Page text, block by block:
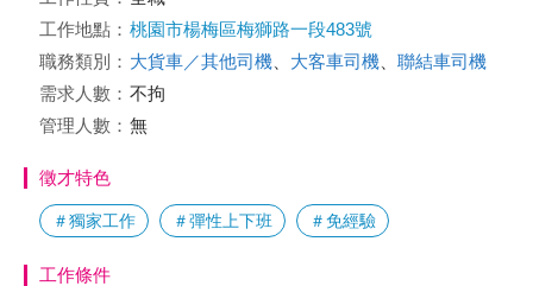
工作地點： 桃園市楊梅區梅獅路一段483號
職務類別： 大貨車／其他司機 大客車司機
聯結車司機
需求人數： 不拘
管理人數： 無
徵才特色
＃獨家工作 ＃彈性上下班 ＃免經驗
工作條件